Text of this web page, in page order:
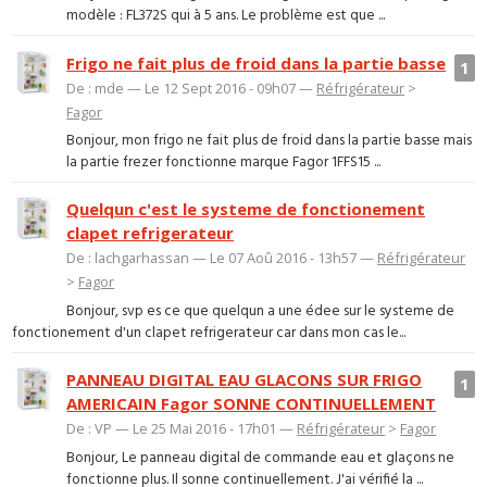
modèle : FL372S qui à 5 ans. Le problème est que ...
1
Frigo ne fait plus de froid dans la partie basse
De : mde — Le 12 Sept 2016 - 09h07 — Réfrigérateur >
Fagor
Bonjour, mon frigo ne fait plus de froid dans la partie basse mais
la partie frezer fonctionne marque Fagor 1FFS15 ...
Quelqun c'est le systeme de fonctionement
clapet refrigerateur
De : lachgarhassan — Le 07 Aoû 2016 - 13h57 — Réfrigérateur
> Fagor
Bonjour, svp es ce que quelqun a une édee sur le systeme de
fonctionement d'un clapet refrigerateur car dans mon cas le...
1
PANNEAU DIGITAL EAU GLACONS SUR FRIGO
AMERICAIN Fagor SONNE CONTINUELLEMENT
De : VP — Le 25 Mai 2016 - 17h01 — Réfrigérateur > Fagor
Bonjour, Le panneau digital de commande eau et glaçons ne
fonctionne plus. Il sonne continuellement. J'ai vérifié la ...